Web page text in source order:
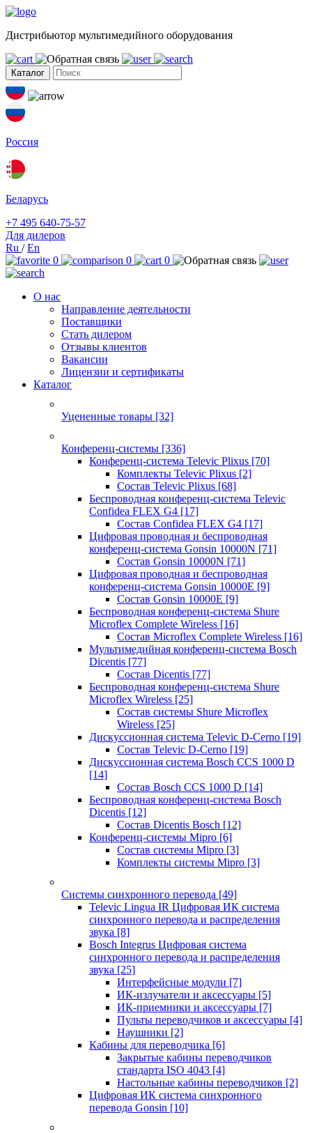
Дистрибьютор мультимедийного оборудования
Каталог
Россия
Беларусь
+7 495 640-75-57
Для дилеров
Ru /En
0
0 0
О нас
Направление деятельности
Поставщики
Стать дилером
Отзывы клиентов
Вакансии
Лицензии и сертификаты
Каталог
Уцененные товары [32]
Конференц-системы [336]
Конференц-система Televic Plixus [70]
Комплекты Televic Plixus [2]
Состав Televic Plixus [68]
Беспроводная конференц-система Televic
Confidea FLEX G4 [17]
Состав Confidea FLEX G4 [17]
Цифровая проводная и беспроводная
конференц-система Gonsin 10000N [71]
Состав Gonsin 10000N [71]
Цифровая проводная и беспроводная
конференц-система Gonsin 10000E [9]
Состав Gonsin 10000E [9]
Беспроводная конференц-система Shure
Microflex Complete Wireless [16]
Состав Microflex Complete Wireless [16]
Мультимедийная конференц-система Bosch
Dicentis [77]
Состав Dicentis [77]
Беспроводная конференц-система Shure
Microflex Wireless [25]
Состав системы Shure Microflex
Wireless [25]
Дискуссионная система Televic D-Cerno [19]
Состав Televic D-Cerno [19]
Дискуссионная система Bosch CCS 1000 D
[14]
Состав Bosch CCS 1000 D [14]
Беспроводная конференц-система Bosch
Dicentis [12]
Состав Dicentis Bosch [12]
Конференц-системы Mipro [6]
Состав системы Mipro [3]
Комплекты системы Mipro [3]
Системы синхронного перевода [49]
Televic Lingua IR Цифровая ИК система
синхронного перевода и распределения
звука [8]
Bosch Integrus Цифровая система
синхронного перевода и распределения
звука [25]
Интерфейсные модули [7]
ИК-излучатели и аксессуары [5]
ИК-приемники и аксессуары [7]
Пульты переводчиков и аксессуары [4]
Наушники [2]
Кабины для переводчика [6]
Закрытые кабины переводчиков
стандарта ISO 4043 [4]
Настольные кабины переводчиков [2]
Цифровая ИК система синхронного
перевода Gonsin [10]